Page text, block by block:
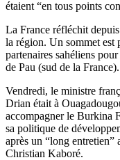
étaient “en tous points
La France réfléchit
la région. Un sommet est
partenaires sahéliens
de Pau (sud de la France).
Vendredi, le ministre
Drian était à
accompagner le Burkina
sa politique de
après un “long
Christian Kaboré.